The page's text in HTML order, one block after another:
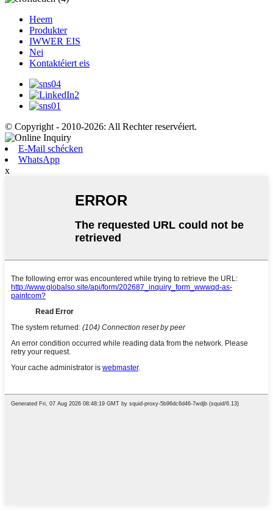
Heem
Produkter
IWWER EIS
Nei
Kontaktéiert eis
© Copyright - 2010-2026: All Rechter reservéiert.
E-Mail schécken
WhatsApp
x